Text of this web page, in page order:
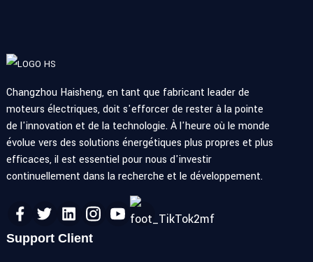
Changzhou Haisheng, en tant que fabricant leader de
moteurs électriques, doit s'efforcer de rester à la pointe
de l'innovation et de la technologie. À l'heure où le monde
évolue vers des solutions énergétiques plus propres et plus
efficaces, il est essentiel pour nous d'investir
continuellement dans la recherche et le développement.
Support Client